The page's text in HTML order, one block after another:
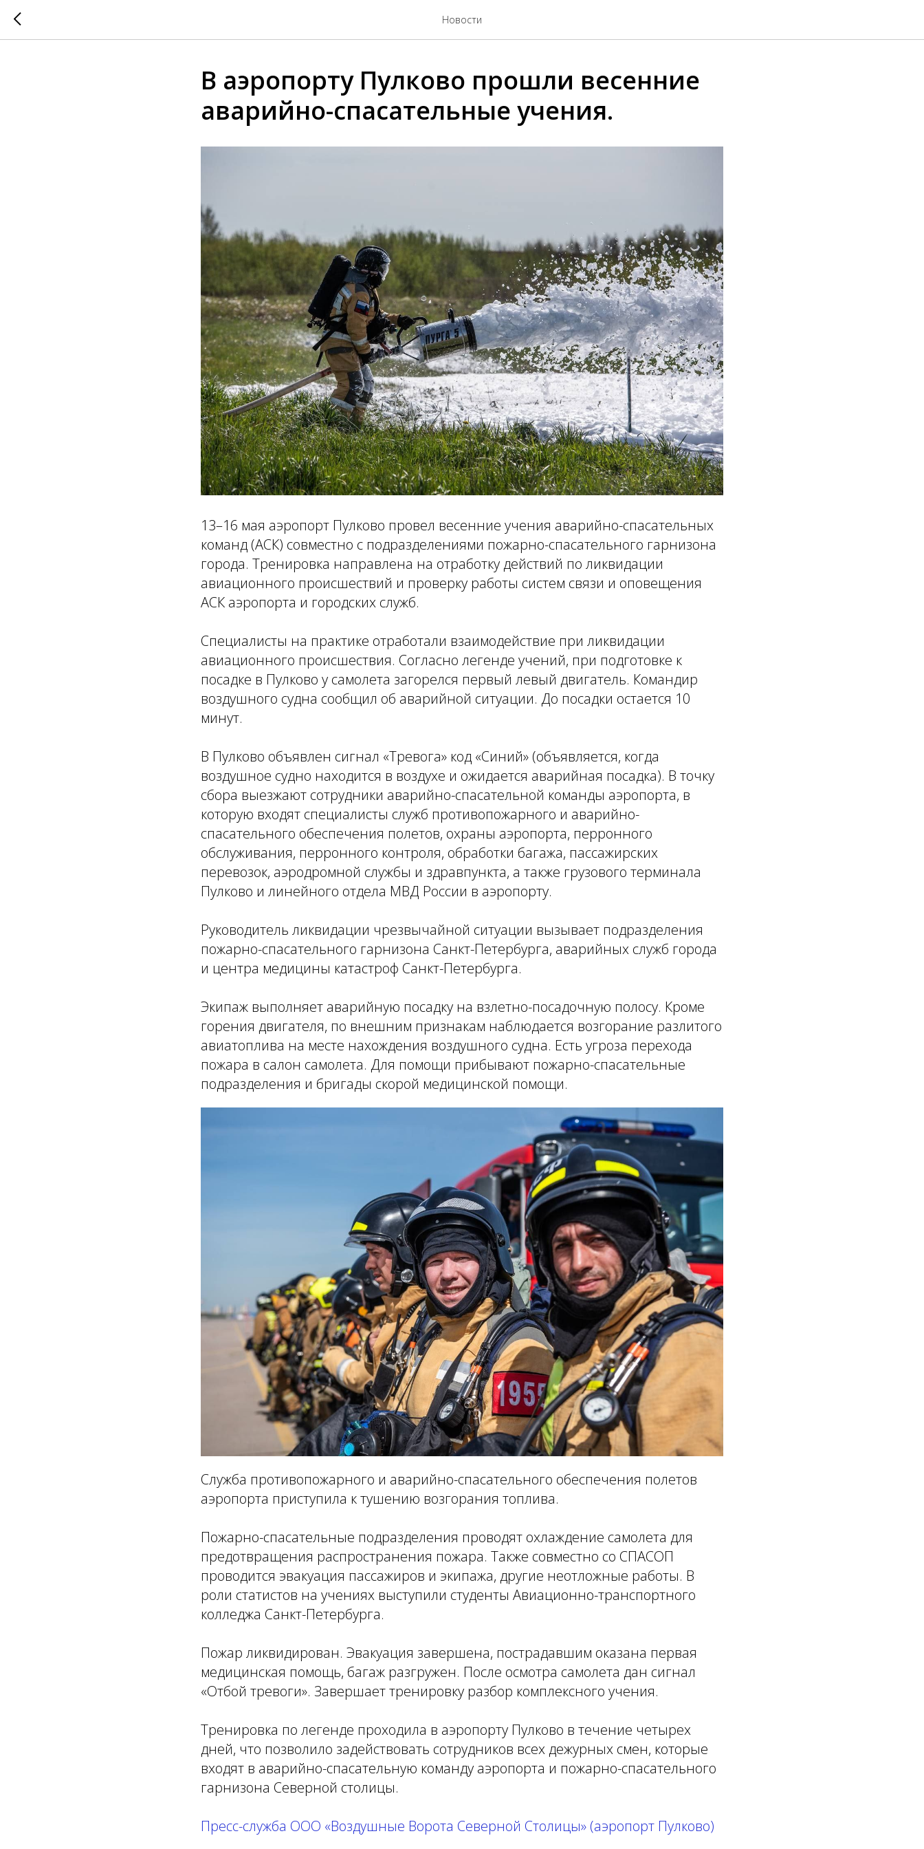
Новости
В аэропорту Пулково прошли весенние
аварийно-спасательные учения.
13–16 мая аэропорт Пулково провел весенние учения аварийно-спасательных
команд (АСК) совместно с подразделениями пожарно-спасательного гарнизона
города. Тренировка направлена на отработку действий по ликвидации
авиационного происшествий и проверку работы систем связи и оповещения
АСК аэропорта и городских служб.
Специалисты на практике отработали взаимодействие при ликвидации
авиационного происшествия. Согласно легенде учений, при подготовке к
посадке в Пулково у самолета загорелся первый левый двигатель. Командир
воздушного судна сообщил об аварийной ситуации. До посадки остается 10
минут.
В Пулково объявлен сигнал «Тревога» код «Синий» (объявляется, когда
воздушное судно находится в воздухе и ожидается аварийная посадка). В точку
сбора выезжают сотрудники аварийно-спасательной команды аэропорта, в
которую входят специалисты служб противопожарного и аварийно-
спасательного обеспечения полетов, охраны аэропорта, перронного
обслуживания, перронного контроля, обработки багажа, пассажирских
перевозок, аэродромной службы и здравпункта, а также грузового терминала
Пулково и линейного отдела МВД России в аэропорту.
Руководитель ликвидации чрезвычайной ситуации вызывает подразделения
пожарно-спасательного гарнизона Санкт-Петербурга, аварийных служб города
и центра медицины катастроф Санкт-Петербурга.
Экипаж выполняет аварийную посадку на взлетно-посадочную полосу. Кроме
горения двигателя, по внешним признакам наблюдается возгорание разлитого
авиатоплива на месте нахождения воздушного судна. Есть угроза перехода
пожара в салон самолета. Для помощи прибывают пожарно-спасательные
подразделения и бригады скорой медицинской помощи.
Служба противопожарного и аварийно-спасательного обеспечения полетов
аэропорта приступила к тушению возгорания топлива.
Пожарно-спасательные подразделения проводят охлаждение самолета для
предотвращения распространения пожара. Также совместно со СПАСОП
проводится эвакуация пассажиров и экипажа, другие неотложные работы. В
роли статистов на учениях выступили студенты Авиационно-транспортного
колледжа Санкт-Петербурга.
Пожар ликвидирован. Эвакуация завершена, пострадавшим оказана первая
медицинская помощь, багаж разгружен. После осмотра самолета дан сигнал
«Отбой тревоги». Завершает тренировку разбор комплексного учения.
Тренировка по легенде проходила в аэропорту Пулково в течение четырех
дней, что позволило задействовать сотрудников всех дежурных смен, которые
входят в аварийно-спасательную команду аэропорта и пожарно-спасательного
гарнизона Северной столицы.
Пресс-служба ООО «Воздушные Ворота Северной Столицы» (аэропорт Пулково)